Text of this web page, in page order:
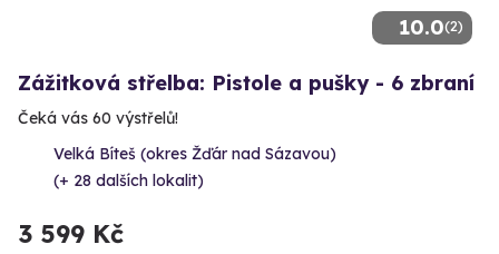
10.0(2)
Zážitková střelba: Pistole a pušky - 6 zbraní
Čeká vás 60 výstřelů!
Velká Bíteš (okres Žďár nad Sázavou)
(+ 28 dalších lokalit)
3 599 Kč